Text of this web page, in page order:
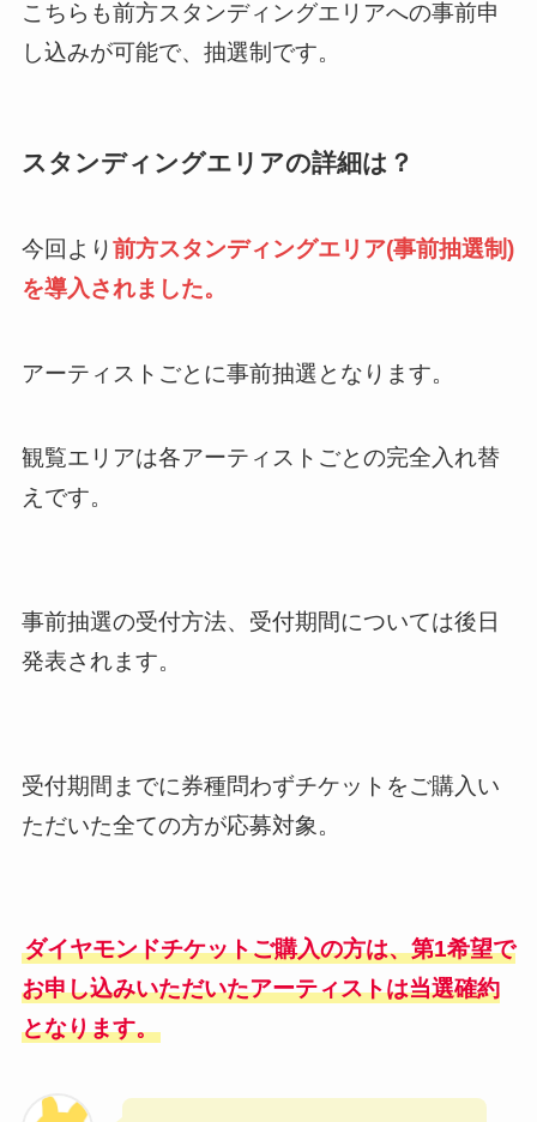
こちらも前方スタンディングエリアへの事前申
し込みが可能で、抽選制です。
スタンディングエリアの詳細は？
今回より前方スタンディングエリア(事前抽選制)
を導入されました。
アーティストごとに事前抽選となります。
観覧エリアは各アーティストごとの完全入れ替
えです。
事前抽選の受付方法、受付期間については後日
発表されます。
受付期間までに券種問わずチケットをご購入い
ただいた全ての方が応募対象。
ダイヤモンドチケットご購入の方は、第1希望で
お申し込みいただいたアーティストは当選確約
となります。